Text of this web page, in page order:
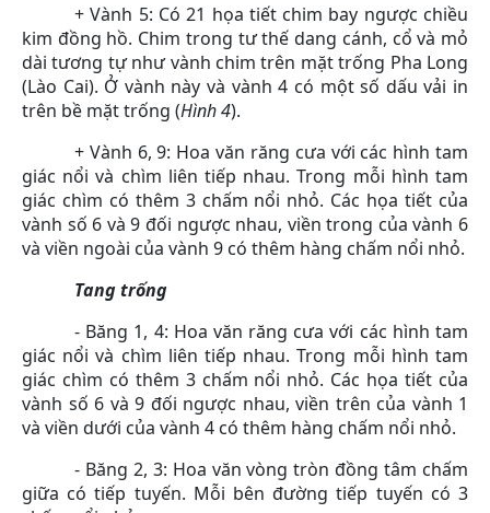
+ Vành 5: Có 21 họa tiết chim bay ngược chiều
kim đồng hồ. Chim trong tư thế dang cánh, cổ và mỏ
dài tương tự như vành chim trên mặt trống Pha Long
(Lào Cai). Ở vành này và vành 4 có một số dấu vải in
trên bề mặt trống (Hình 4).
+ Vành 6, 9: Hoa văn răng cưa với các hình tam
giác nổi và chìm liên tiếp nhau. Trong mỗi hình tam
giác chìm có thêm 3 chấm nổi nhỏ. Các họa tiết của
vành số 6 và 9 đối ngược nhau, viền trong của vành 6
và viền ngoài của vành 9 có thêm hàng chấm nổi nhỏ.
Tang trống
- Băng 1, 4: Hoa văn răng cưa với các hình tam
giác nổi và chìm liên tiếp nhau. Trong mỗi hình tam
giác chìm có thêm 3 chấm nổi nhỏ. Các họa tiết của
vành số 6 và 9 đối ngược nhau, viền trên của vành 1
và viền dưới của vành 4 có thêm hàng chấm nổi nhỏ.
- Băng 2, 3: Hoa văn vòng tròn đồng tâm chấm
giữa có tiếp tuyến. Mỗi bên đường tiếp tuyến có 3